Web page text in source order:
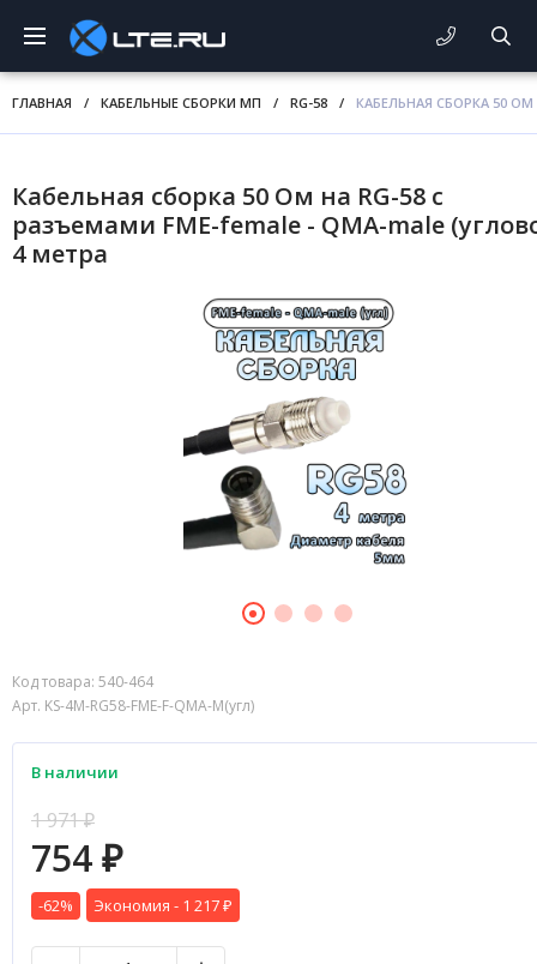
ГЛАВНАЯ / КАБЕЛЬНЫЕ СБОРКИ МП / RG-58 / КАБЕЛЬНАЯ СБОРКА 50 ОМ
Кабельная сборка 50 Ом на RG-58 с
разъемами FME-female - QMA-male
4 метра
Код товара: 540-464
Арт. KS-4M-RG58-FME-F-QMA-M(угл)
В наличии
1 971₽
754 ₽
-62% Экономия - 1 217 ₽